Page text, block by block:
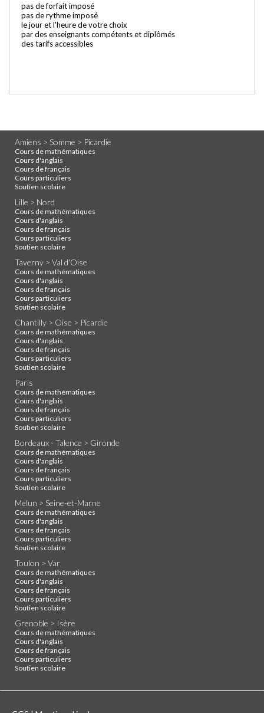
pas de forfait imposé
pas de rythme imposé
le jour et l'heure de votre choix
par des enseignants compétents et diplômés
des tarifs accessibles
Amiens > Somme > Picardie
Cours de mathématiques
Cours d'anglais
Cours de français
Cours particuliers
Soutien scolaire
Lille > Nord
Cours de mathématiques
Cours d'anglais
Cours de français
Cours particuliers
Soutien scolaire
Taverny > Val d'Oise
Cours de mathématiques
Cours d'anglais
Cours de français
Cours particuliers
Soutien scolaire
Chantilly > Oise > Picardie
Cours de mathématiques
Cours d'anglais
Cours de français
Cours particuliers
Soutien scolaire
Paris
Cours de mathématiques
Cours d'anglais
Cours de français
Cours particuliers
Soutien scolaire
Bordeaux - Talence > Gironde
Cours de mathématiques
Cours d'anglais
Cours de français
Cours particuliers
Soutien scolaire
Melun > Seine-et-Marne
Cours de mathématiques
Cours d'anglais
Cours de français
Cours particuliers
Soutien scolaire
Toulon > Var
Cours de mathématiques
Cours d'anglais
Cours de français
Cours particuliers
Soutien scolaire
Grenoble > Isère
Cours de mathématiques
Cours d'anglais
Cours de français
Cours particuliers
Soutien scolaire